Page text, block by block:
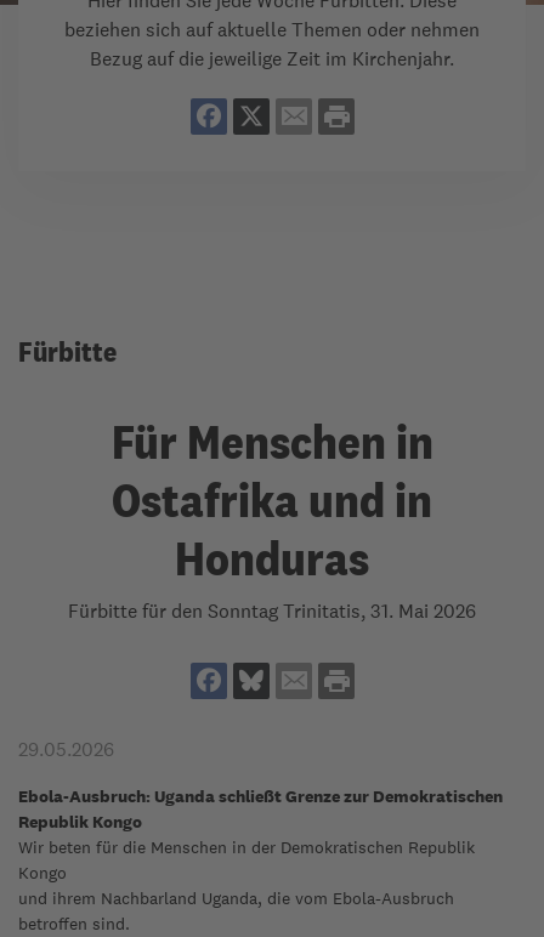
beziehen sich auf aktuelle Themen oder nehmen
Bezug auf die jeweilige Zeit im Kirchenjahr.
Fürbitte
Für Menschen in
Ostafrika und in
Honduras
Fürbitte für den Sonntag Trinitatis, 31. Mai 2026
29.05.2026
Ebola-Ausbruch: Uganda schließt Grenze zur Demokratischen
Republik Kongo
Wir beten für die Menschen in der Demokratischen Republik
Kongo
und ihrem Nachbarland Uganda, die vom Ebola-Ausbruch
betroffen sind.